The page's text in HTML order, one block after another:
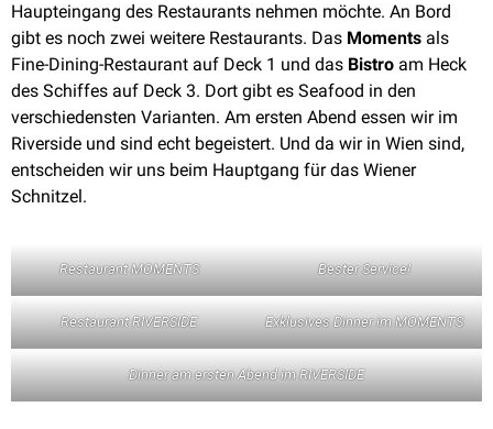
Haupteingang des Restaurants nehmen möchte. An Bord
gibt es noch zwei weitere Restaurants. Das Moments als
Fine-Dining-Restaurant auf Deck 1 und das Bistro am Heck
des Schiffes auf Deck 3. Dort gibt es Seafood in den
verschiedensten Varianten. Am ersten Abend essen wir im
Riverside und sind echt begeistert. Und da wir in Wien sind,
entscheiden wir uns beim Hauptgang für das Wiener
Schnitzel.
Restaurant MOMENTS Bester Service!
Restaurant RIVERSIDE Exklusives Dinner im MOMENTS
Dinner am ersten Abend im RIVERSIDE